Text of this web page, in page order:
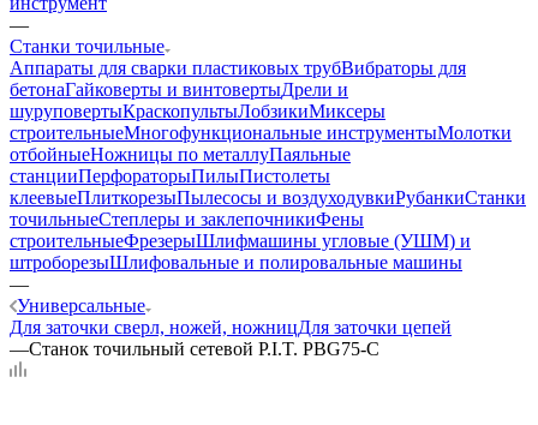
—
Станки точильные
Аппараты для сварки пластиковых трубВибраторы для
бетонаГайковерты и винтовертыДрели и
шуруповертыКраскопультыЛобзикиМиксеры
строительныеМногофункциональные инструментыМолотки
отбойныеНожницы по металлуПаяльные
станцииПерфораторыПилыПистолеты
клеевыеПлиткорезыПылесосы и воздуходувкиРубанкиСтанки
точильныеСтеплеры и заклепочникиФены
строительныеФрезерыШлифмашины угловые (УШМ) и
штроборезыШлифовальные и полировальные машины
—
Универсальные
Для заточки сверл, ножей, ножницДля заточки цепей
—Станок точильный сетевой P.I.T. PBG75-C